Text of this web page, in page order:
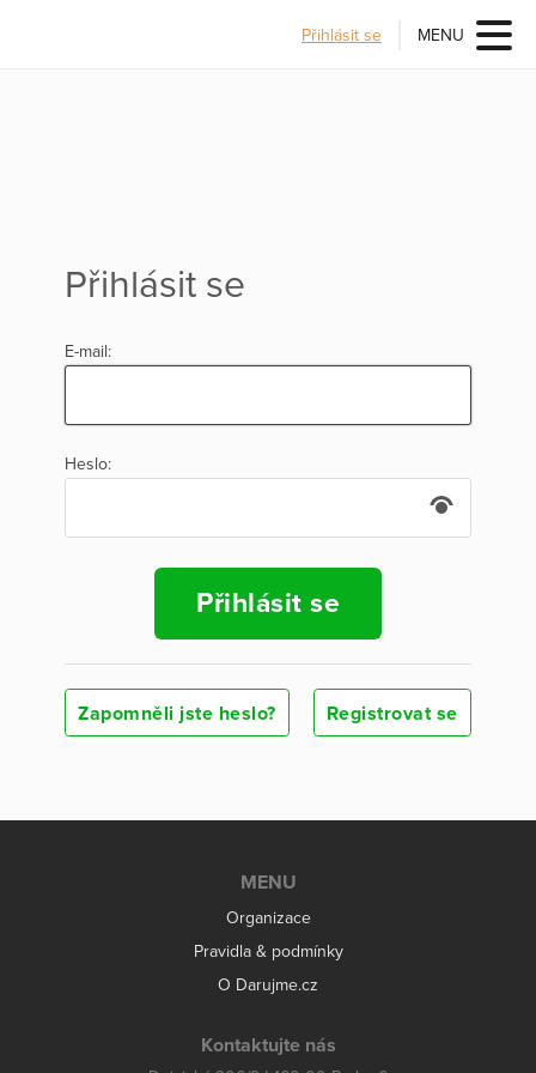
Přihlásit se MENU
Přihlásit se
E-mail:
Heslo:
Přihlásit se
Zapomněli jste heslo? Registrovat se
MENU
Organizace
Pravidla & podmínky
O Darujme.cz
Kontaktujte nás